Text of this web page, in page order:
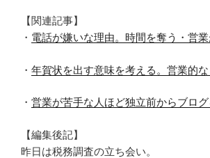
【関連記事】
・ 電話が嫌いな理由。時間を奪う・営
・ 年賀状を出す意味を考える。営業的
・ 営業が苦手な人ほど独立前からブログ
【編集後記】
昨日は税務調査の立ち会い。